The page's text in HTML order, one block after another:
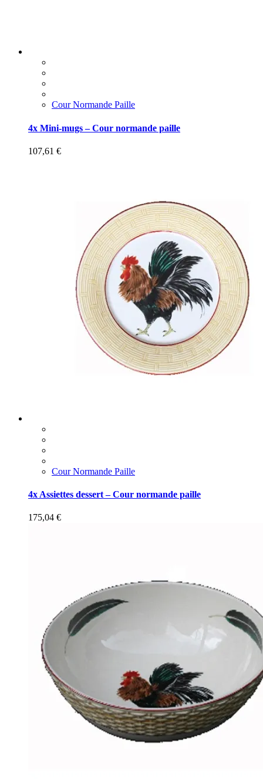
Cour Normande Paille
4x Mini-mugs – Cour normande paille
107,61 €
Cour Normande Paille
4x Assiettes dessert – Cour normande paille
175,04 €